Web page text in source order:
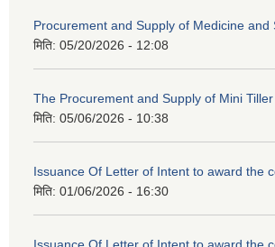
Procurement and Supply of Medicine and
मिति: 05/20/2026 - 12:08
The Procurement and Supply of Mini
मिति: 05/06/2026 - 10:38
Issuance Of Letter of Intent to award the
मिति: 01/06/2026 - 16:30
Issuance Of Letter of Intent to award the